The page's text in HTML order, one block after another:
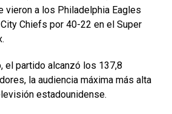
vieron a los Philadelphia Eagles
Chiefs por 40-22 en el Super
el partido alcanzó los 137,8
la audiencia máxima más alta
estadounidense.